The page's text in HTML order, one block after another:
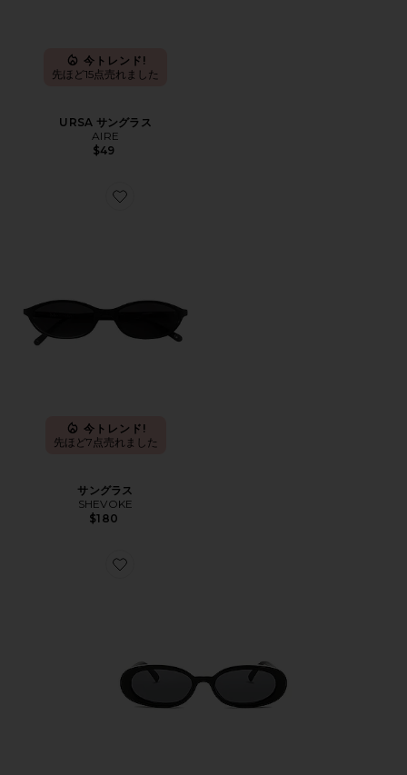
今トレンド!
先ほど15点売れました
URSA サングラス
AIRE
$49
Favorite サングラス
今トレンド!
先ほど7点売れました
サングラス
SHEVOKE
$180
Favorite OUTTA LOVE サングラス